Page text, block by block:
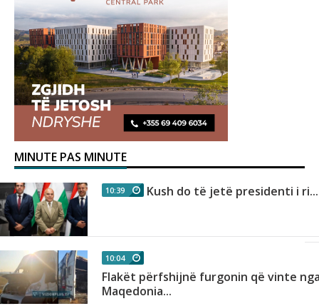
MINUTE PAS MINUTE
10:39 Kush do të jetë presidenti i ri...
10:04
Flakët përfshijnë furgonin që vinte
Maqedonia...